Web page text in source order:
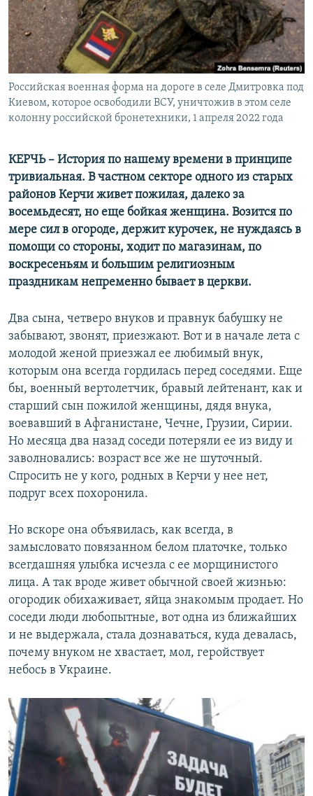
ПОБЕДИТЕЛЕЙ НЕ СУДЯТ?
КРЫМ.НЕПОКОРЕННЫЙ
ELIFBE
УКРАИНСКАЯ ПРОБЛЕМА КРЫМА
ПРИСОЕДИНЯЙТЕСЬ!
Все сайты RFE/RL
Российская военная форма на дороге в селе Дмитровка под
Киевом, которое освободили ВСУ, уничтожив в этом селе
колонну российской бронетехники, 1 апреля 2022 года
КЕРЧЬ – История по нашему времени в принципе
тривиальная. В частном секторе одного из старых
районов Керчи живет пожилая, далеко за
восемьдесят, но еще бойкая женщина. Возится по
мере сил в огороде, держит курочек, не нуждаясь в
помощи со стороны, ходит по магазинам, по
воскресеньям и большим религиозным
праздникам непременно бывает в церкви.
Два сына, четверо внуков и правнук бабушку не
забывают, звонят, приезжают. Вот и в начале лета с
молодой женой приезжал ее любимый внук,
которым она всегда гордилась перед соседями. Еще
бы, военный вертолетчик, бравый лейтенант, как и
старший сын пожилой женщины, дядя внука,
воевавший в Афганистане, Чечне, Грузии, Сирии.
Но месяца два назад соседи потеряли ее из виду и
заволновались: возраст все же не шуточный.
Спросить не у кого, родных в Керчи у нее нет,
подруг всех похоронила.
Но вскоре она объявилась, как всегда, в
замысловато повязанном белом платочке, только
всегдашняя улыбка исчезла с ее морщинистого
лица. А так вроде живет обычной своей жизнью:
огородик обихаживает, яйца знакомым продает. Но
соседи люди любопытные, вот одна из ближайших
и не выдержала, стала дознаваться, куда девалась,
почему внуком не хвастает, мол, геройствует
небось в Украине.